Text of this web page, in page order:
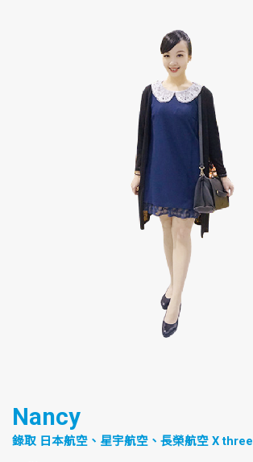
Nancy
錄取 日本航空、星宇航空、長榮航空 X three